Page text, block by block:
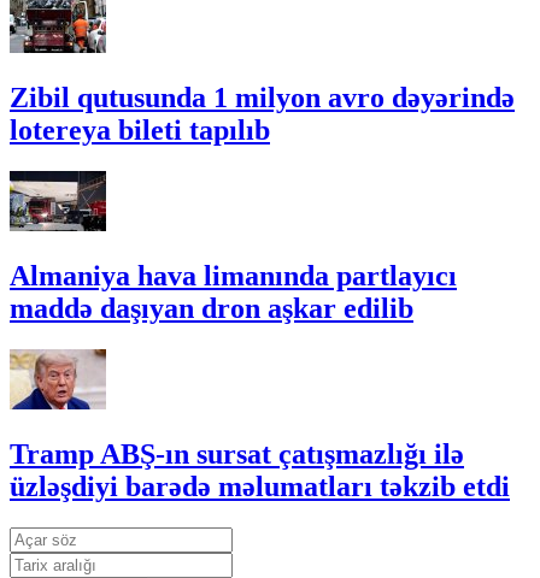
Zibil qutusunda 1 milyon avro dəyərində
lotereya bileti tapılıb
Almaniya hava limanında partlayıcı
maddə daşıyan dron aşkar edilib
Tramp ABŞ-ın sursat çatışmazlığı ilə
üzləşdiyi barədə məlumatları təkzib etdi